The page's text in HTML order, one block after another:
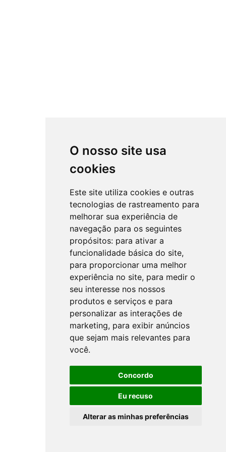
O nosso site usa
cookies
Este site utiliza cookies e outras
tecnologias de rastreamento para
melhorar sua experiência de
navegação para os seguintes
propósitos: para ativar a
funcionalidade básica do site,
para proporcionar uma melhor
experiência no site, para medir o
seu interesse nos nossos
produtos e serviços e para
personalizar as interações de
marketing, para exibir anúncios
que sejam mais relevantes para
você.
Concordo
Eu recuso
Alterar as minhas preferências